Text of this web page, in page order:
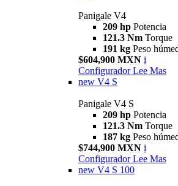
Panigale V4
209 hp Potencia
121.3 Nm Torque
191 kg Peso
$604,900 MXN i
Configurador Lee Mas
new V4 S
Panigale V4 S
209 hp Potencia
121.3 Nm Torque
187 kg Peso
$744,900 MXN i
Configurador Lee Mas
new V4 S 100